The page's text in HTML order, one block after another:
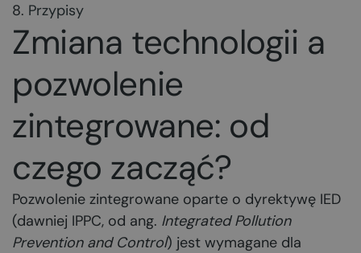
Przypisy
Zmiana technologii a
pozwolenie
zintegrowane: od
czego zacząć?
Pozwolenie zintegrowane oparte o dyrektywę IED
(dawniej IPPC, od ang. Integrated Pollution
Prevention and Control) jest wymagane dla